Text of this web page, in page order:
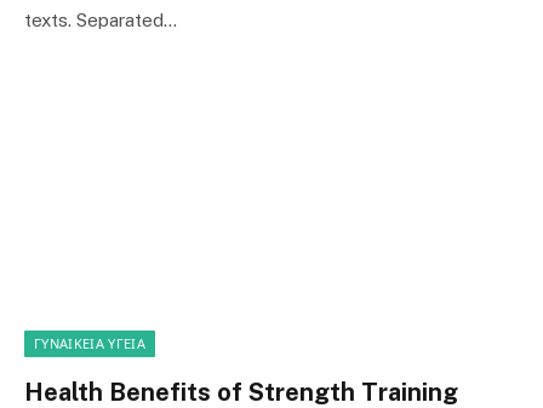
texts. Separated…
ΓΥΝΑΙΚΕΊΑ ΥΓΕΊΑ
Health Benefits of Strength Training